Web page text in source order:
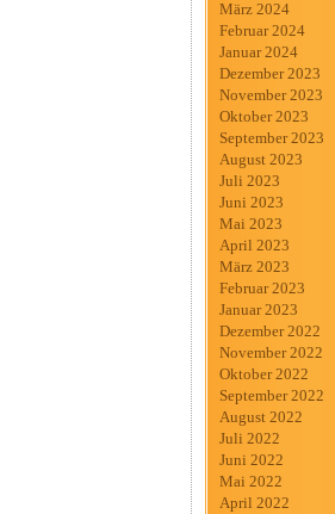
März 2024
Februar 2024
Januar 2024
Dezember 2023
November 2023
Oktober 2023
September 2023
August 2023
Juli 2023
Juni 2023
Mai 2023
April 2023
März 2023
Februar 2023
Januar 2023
Dezember 2022
November 2022
Oktober 2022
September 2022
August 2022
Juli 2022
Juni 2022
Mai 2022
April 2022